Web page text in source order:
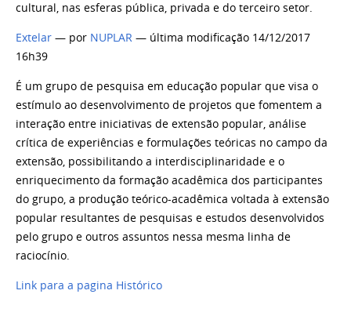
cultural, nas esferas pública, privada e do terceiro setor.
Extelar — por NUPLAR — última modificação 14/12/2017
16h39
É um grupo de pesquisa em educação popular que visa o
estímulo ao desenvolvimento de projetos que fomentem a
interação entre iniciativas de extensão popular, análise
crítica de experiências e formulações teóricas no campo da
extensão, possibilitando a interdisciplinaridade e o
enriquecimento da formação acadêmica dos participantes
do grupo, a produção teórico-acadêmica voltada à extensão
popular resultantes de pesquisas e estudos desenvolvidos
pelo grupo e outros assuntos nessa mesma linha de
raciocínio.
Link para a pagina Histórico